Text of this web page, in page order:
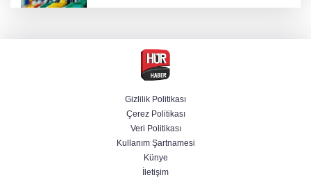
Kamuda yapay zeka 2 milyar liralık riski
BAE, İran'ın Hürmüz Boğazı'nda bir gemisini
füzeyle hedef aldığını duyurdu
Başsavcılıktan Muzaffer Şirin hakkında
Gizlilik Politikası
Çerez Politikası
Veri Politikası
Kullanım Şartnamesi
Künye
İletişim